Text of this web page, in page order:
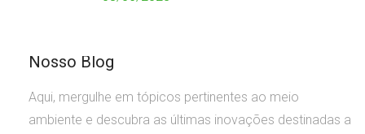
Nosso Blog
Aqui, mergulhe em tópicos pertinentes ao meio
ambiente e descubra as últimas inovações destinadas a